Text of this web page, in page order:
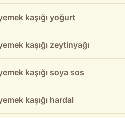
kaşığı yoğurt
kaşığı zeytinyağı
kaşığı soya sos
kaşığı hardal